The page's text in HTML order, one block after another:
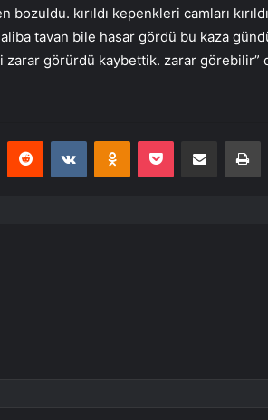
kırıldı kepenkleri camları
tavan bile hasar gördü bu kaza
zarar görürdü kaybettik. zarar görebilir”
PinterestReddit VKontakteOdnoklassniki
Pocket E-Posta ile paylaş